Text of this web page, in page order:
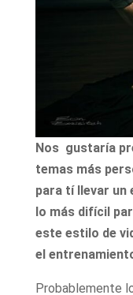
Nos gustaría
temas más
para tí llevar un
lo más difícil
este estilo de
el
Probablemente